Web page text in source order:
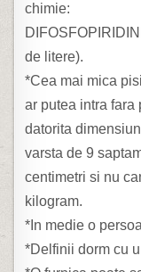
chimie:
de litere).
*Cea mai mica
ar putea intra fara
datorita
varsta de 9
centimetri si nu
kilogram.
*In medie o
*Delfinii dorm cu